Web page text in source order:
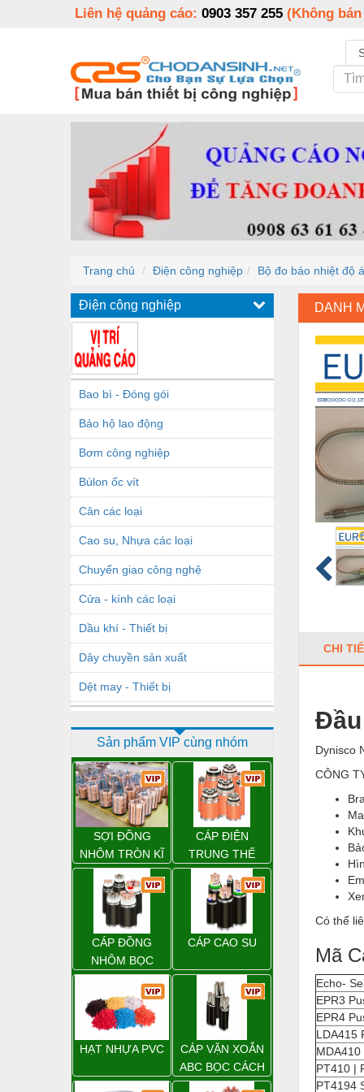
Liên hệ quảng cáo: 0903 357 255 (Không
Trang chủ Điện công nghiệp Bộ đo báo nhiệt độ
Điện công nghiệp
Bao bì - Đóng gói
Bảo hộ lao động
Bơm công nghiệp
Bùlon ốc vít
Cân các loại
Cao su, Nhựa các loại
Chuyển giao công nghệ
Cửa - kính các loại
Dầu khí - Thiết bị
Dây chuyền sản xuất
Dệt may - Thiết bị
Dịch vụ - Thi công
Điện công nghiệp
Điện gia dụng
Điện Lạnh
Đóng tàu Thiết bị
Đúc chính xác Thiết bị
Dụng cụ cầm tay
Dụng cụ cắt gọt
Dụng cụ điện
Dụng cụ đo
Gỗ - Trang thiết bị
Sản phẩm VIP cùng nhóm
SỢI ĐỒNG
NHÔM TRÒN KĨ
THUẬT ĐIỆN
CÁP ĐIỆN
TRUNG THẾ
CÁP ĐỒNG
NHÔM BỌC
CÁP CAO SU
HẠT NHỰA PVC
CÁP VẶN XOẮN
ABC BỌC CÁCH
ĐIỆN XLPE
DANH
CHI
Đầu
Dynisco
CÔNG
Có thể
Mã
Echo-
EPR3
EPR4
LDA415
PT410 |
PT4194